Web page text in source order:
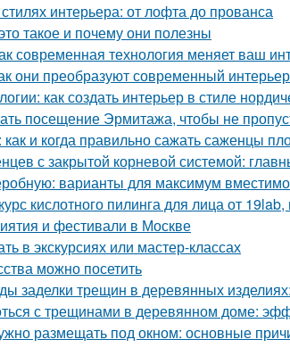
интерьера: от лофта до прованса
такое и почему они полезны
современная технология меняет ваш
они преобразуют современный интерьер
как создать интерьер в стиле
посещение Эрмитажа, чтобы не
и когда правильно сажать саженцы
с закрытой корневой системой:
варианты для максимум
кислотного пилинга для лица от
и фестивали в Москве
в экскурсиях или мастер-классах
можно посетить
заделки трещин в деревянных
с трещинами в деревянном доме:
размещать под окном: основные